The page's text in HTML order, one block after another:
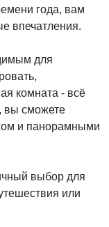
года, вам
впечатления.
для
комната - всё
вы сможете
и панорамными
выбор для
или